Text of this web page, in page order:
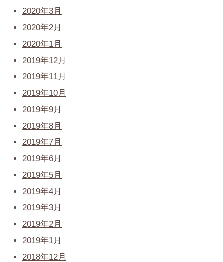
2020年3月
2020年2月
2020年1月
2019年12月
2019年11月
2019年10月
2019年9月
2019年8月
2019年7月
2019年6月
2019年5月
2019年4月
2019年3月
2019年2月
2019年1月
2018年12月